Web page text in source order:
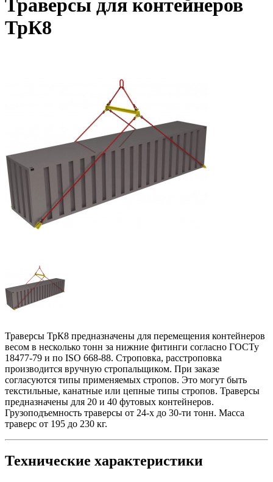
Траверсы для контейнеров
ТрК8
Траверсы ТрК8 предназначены для перемещения контейнеров
весом в несколько тонн за нижние фитинги согласно ГОСТу
18477-79 и по ISO 668-88. Строповка, расстроповка
производится вручную стропальщиком. При заказе
согласуются типы применяемых стропов. Это могут быть
текстильные, канатные или цепные типы стропов. Траверсы
предназначены для 20 и 40 футовых контейнеров.
Грузоподъемность траверсы от 24-х до 30-ти тонн. Масса
траверс от 195 до 230 кг.
Технические характеристики